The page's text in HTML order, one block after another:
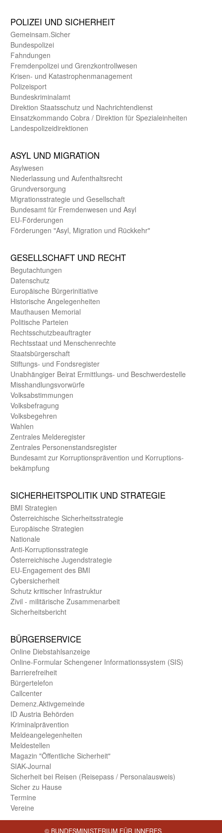
POLIZEI UND SICHER­HEIT
Gemein­sam.Sicher
Bundes­polizei
Fahndungen
Fremdenpolizei und Grenzkontrollwesen
Krisen- und Katastrophen­management
Polizeisport
Bundes­kriminal­amt
Direktion Staats­schutz und Nach­richten­dienst
Einsatz­kommando Cobra / Direktion für Spezialeinheiten
Landes­polizei­direk­tionen
ASYL UND MIGRA­TION
Asyl­wesen
Nieder­lassung und Aufent­halts­recht
Grund­versorgung
Migrations­strategie und Gesell­schaft
Bundes­amt für Fremden­wesen und Asyl
EU-Förde­rungen
Förderungen "Asyl, Migration und Rückkehr"
GE­SELL­SCHAFT UND RECHT
Begut­achtungen
Daten­schutz
Europäische Bürger­initiative
Historische Angelegen­heiten
Mauthausen Memorial
Politische Parteien
Rechts­schutz­beauftragter
Rechts­staat und Menschen­rechte
Staats­bürger­schaft
Stiftungs- und Fonds­register
Unab­hängiger Beirat Ermittlungs- und Beschwerde­stelle
Misshandlungs­vorwürfe
Volks­abstimmungen
Volks­befragung
Volks­begehren
Wahlen
Zentrales Melde­register
Zentrales Personen­stands­register
Bundes­amt zur Korrup­tions­prävention und Korrup­tions­
bekämpfung
SICHER­HEITS­POLITIK UND STRATEGIE
BMI Strategien
Öster­reichische Sicherheits­strategie
Europäische Strategien
Nationale
Anti-Korruptions­strategie
Öster­reichische Jugend­strategie
EU-Engagement des BMI
Cybersicherheit
Schutz kritischer Infra­struktur
Zivil - militärische Zusammen­arbeit
Sicherheits­bericht
BÜRGER­SERVICE
Online Diebstahls­anzeige
Online-Formular Schengener Informationssystem (SIS)
Barriere­freiheit
Bürger­telefon
Call­center
Demenz.Aktiv­gemeinde
ID Austria Behörden
Kriminal­prävention
Melde­an­ge­le­gen­heiten
Meld­estellen
Magazin "Öffentliche Sicherheit"
SIAK-Journal
Sicherheit bei Reisen (Reise­pass / Personal­ausweis)
Sicher zu Hause
Termine
Vereine
© BUNDESMINISTERIUM FÜR INNERES